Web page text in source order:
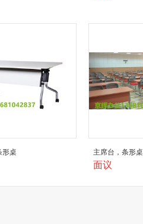
形桌 主席台，条形桌
面议